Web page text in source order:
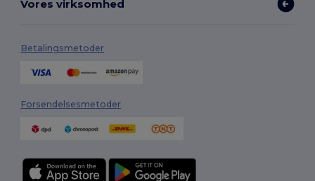
Vores virksomhed
Betalingsmetoder
Forsendelsesmetoder